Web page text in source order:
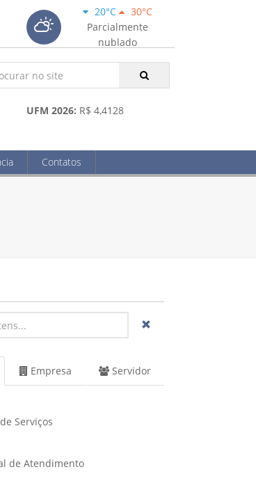
20°C
30°C
Parcialmente
nublado
UFM 2026: R$ 4,4128
Contatos
Empresa Servidor
Serviços
de Atendimento